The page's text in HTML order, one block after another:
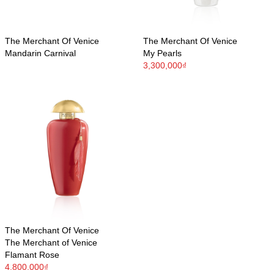
The Merchant Of Venice
Mandarin Carnival
The Merchant Of Venice
My Pearls
3,300,000₫
The Merchant Of Venice
The Merchant of Venice
Flamant Rose
4,800,000₫